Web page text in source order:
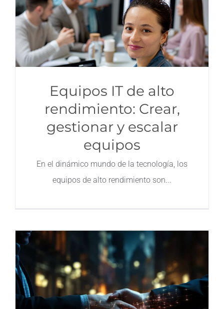
Equipos IT de alto
rendimiento: Crear,
gestionar y escalar
equipos
En el dinámico mundo de la tecnología, los
equipos de alto rendimiento son